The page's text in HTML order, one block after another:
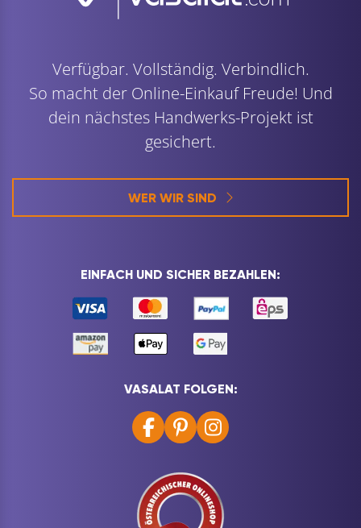
Verfügbar. Vollständig. Verbindlich.
So macht der Online-Einkauf Freude! Und
dein nächstes Handwerks-Projekt ist
gesichert.
WER WIR SIND
EINFACH UND SICHER BEZAHLEN:
VASALAT FOLGEN: